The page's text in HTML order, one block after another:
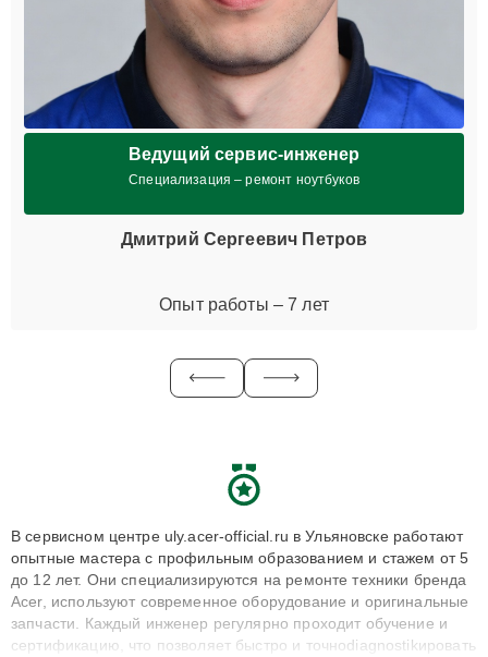
Ведущий сервис-инженер
Специализация – ремонт ноутбуков
Дмитрий Сергеевич Петров
Опыт работы – 7 лет
В сервисном центре uly.acer-official.ru в Ульяновске работают
опытные мастера с профильным образованием и стажем от 5
до 12 лет. Они специализируются на ремонте техники бренда
Acer, используют современное оборудование и оригинальные
запчасти. Каждый инженер регулярно проходит обучение и
сертификацию, что позволяет быстро и точноdiagnostikировать